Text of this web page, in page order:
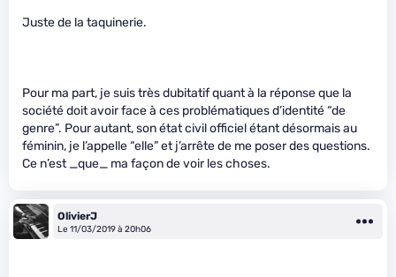
Juste de la taquinerie.
Pour ma part, je suis très dubitatif quant à la réponse que la
société doit avoir face à ces problématiques d’identité “de
genre”. Pour autant, son état civil officiel étant désormais au
féminin, je l’appelle “elle” et j’arrête de me poser des questions.
Ce n’est _que_ ma façon de voir les choses.
OlivierJ
Le 11/03/2019 à 20h06